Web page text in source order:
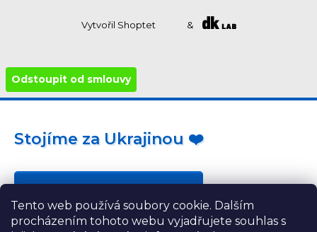
Tento web používá soubory cookie. Dalším
procházením tohoto webu vyjadřujete souhlas s
Vytvořil Shoptet &
Odstoupit od smlouvy
Stojíme za Ukrajinou ❤️